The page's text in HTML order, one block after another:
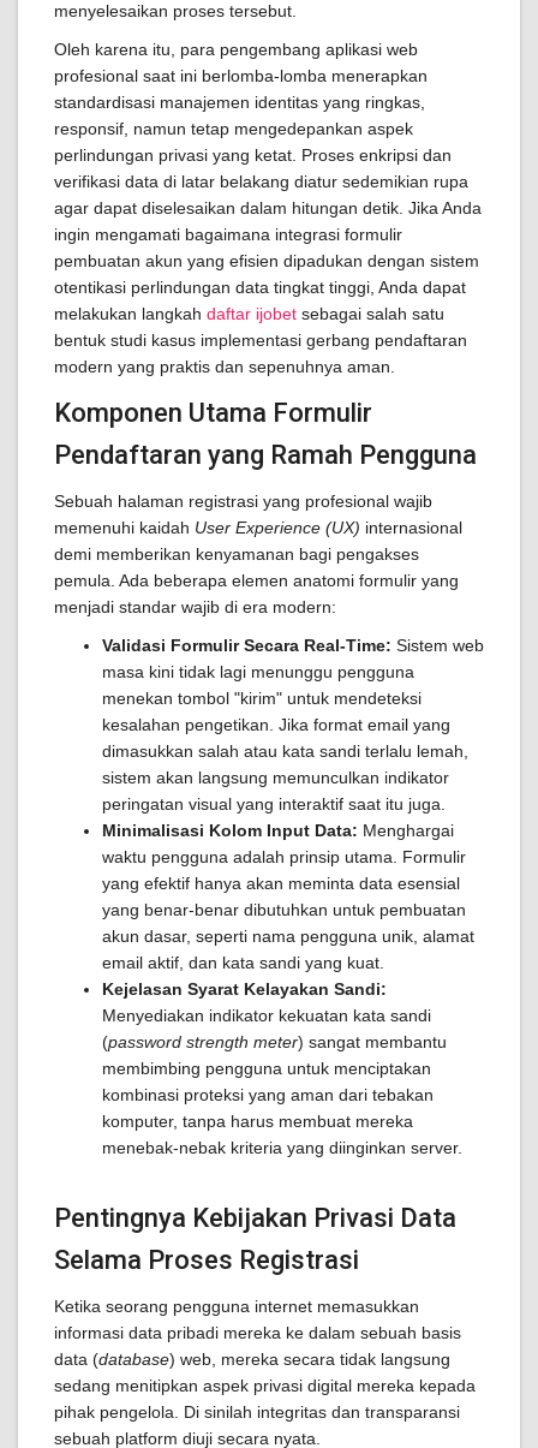
menyelesaikan proses tersebut.
Oleh karena itu, para pengembang aplikasi web
profesional saat ini berlomba-lomba menerapkan
standardisasi manajemen identitas yang ringkas,
responsif, namun tetap mengedepankan aspek
perlindungan privasi yang ketat. Proses enkripsi dan
verifikasi data di latar belakang diatur sedemikian rupa
agar dapat diselesaikan dalam hitungan detik. Jika Anda
ingin mengamati bagaimana integrasi formulir
pembuatan akun yang efisien dipadukan dengan sistem
otentikasi perlindungan data tingkat tinggi, Anda dapat
melakukan langkah daftar ijobet sebagai salah satu
bentuk studi kasus implementasi gerbang pendaftaran
modern yang praktis dan sepenuhnya aman.
Komponen Utama Formulir
Pendaftaran yang Ramah Pengguna
Sebuah halaman registrasi yang profesional wajib
memenuhi kaidah User Experience (UX) internasional
demi memberikan kenyamanan bagi pengakses
pemula. Ada beberapa elemen anatomi formulir yang
menjadi standar wajib di era modern:
Validasi Formulir Secara Real-Time: Sistem web
masa kini tidak lagi menunggu pengguna
menekan tombol "kirim" untuk mendeteksi
kesalahan pengetikan. Jika format email yang
dimasukkan salah atau kata sandi terlalu lemah,
sistem akan langsung memunculkan indikator
peringatan visual yang interaktif saat itu juga.
Minimalisasi Kolom Input Data: Menghargai
waktu pengguna adalah prinsip utama. Formulir
yang efektif hanya akan meminta data esensial
yang benar-benar dibutuhkan untuk pembuatan
akun dasar, seperti nama pengguna unik, alamat
email aktif, dan kata sandi yang kuat.
Kejelasan Syarat Kelayakan Sandi:
Menyediakan indikator kekuatan kata sandi
(password strength meter) sangat membantu
membimbing pengguna untuk menciptakan
kombinasi proteksi yang aman dari tebakan
komputer, tanpa harus membuat mereka
menebak-nebak kriteria yang diinginkan server.
Pentingnya Kebijakan Privasi Data
Selama Proses Registrasi
Ketika seorang pengguna internet memasukkan
informasi data pribadi mereka ke dalam sebuah basis
data (database) web, mereka secara tidak langsung
sedang menitipkan aspek privasi digital mereka kepada
pihak pengelola. Di sinilah integritas dan transparansi
sebuah platform diuji secara nyata.